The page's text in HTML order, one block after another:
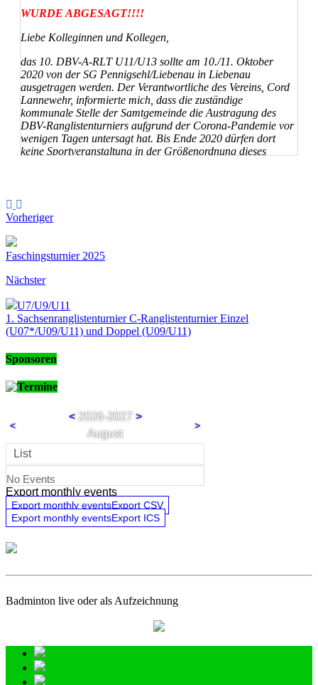
WURDE ABGESAGT!!!!
Liebe Kolleginnen und Kollegen,
das 10. DBV-A-RLT U11/U13 sollte am 10./11. Oktober
2020 von der SG Pennigsehl/Liebenau in Liebenau
ausgetragen werden. Der Verantwortliche des Vereins, Cord
Lannewehr, informierte mich, dass die zuständige
kommunale Stelle der Samtgemeinde die Austragung des
DBV-Ranglistenturniers aufgrund der Corona-Pandemie vor
wenigen Tagen untersagt hat. Bis Ende 2020 dürfen dort
keine Sportveranstaltung in der Größenordnung dieses
10./11. Oktober
2020
entfällt somit ersatzlos.
Ich bedauere es außerordentlich, erneut eine Maßnahme
Mit freundlichen Grüßen
Thomas Lohwieser
Deutscher Badminton-Verband e.V.
Phone: +49 208 30827-0
>Registergericht: AG Duisburg, VR 50936
E-Mail: office@badminton.de
Internet:https://badminton.de
Vorheriger
Faschingsturnier 2025
Nächster
U7/U9/U11
1. Sachsenranglistenturnier C-Ranglistenturnier Einzel
(U07*/U09/U11) und Doppel (U09/U11)
Sponsoren
Termine
<
<2026-2027 >
August
>
List
No Events
Export monthly events
Export monthly eventsExport CSV
Export monthly eventsExport ICS
Badminton live oder als Aufzeichnung